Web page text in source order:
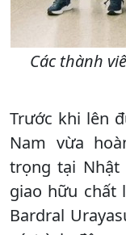
Các thành
Trước khi lên
Nam vừa
trọng tại Nhật
giao hữu chất
Bardral